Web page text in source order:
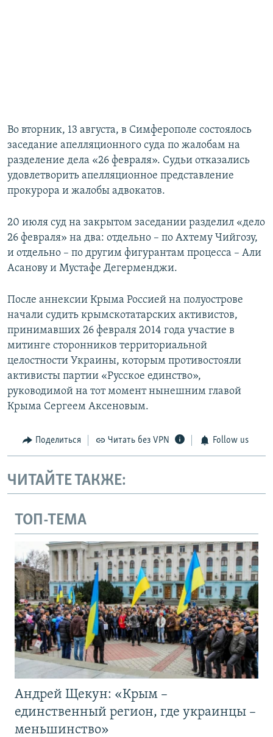
Во вторник, 13 августа, в Симферополе состоялось
заседание апелляционного суда по жалобам на
разделение дела «26 февраля». Судьи отказались
удовлетворить апелляционное представление
прокурора и жалобы адвокатов.
20 июля суд на закрытом заседании разделил «дело
26 февраля» на два: отдельно – по Ахтему Чийгозу,
и отдельно – по другим фигурантам процесса – Али
Асанову и Мустафе Дегерменджи.
После аннексии Крыма Россией на полуострове
начали судить крымскотатарских активистов,
принимавших 26 февраля 2014 года участие в
митинге сторонников территориальной
целостности Украины, которым противостояли
активисты партии «Русское единство»,
руководимой на тот момент нынешним главой
Крыма Сергеем Аксеновым.
Поделиться Читать без VPN Follow us
ЧИТАЙТЕ ТАКЖЕ:
ТОП-ТЕМА
Андрей Щекун: «Крым –
единственный регион, где украинцы –
меньшинство»